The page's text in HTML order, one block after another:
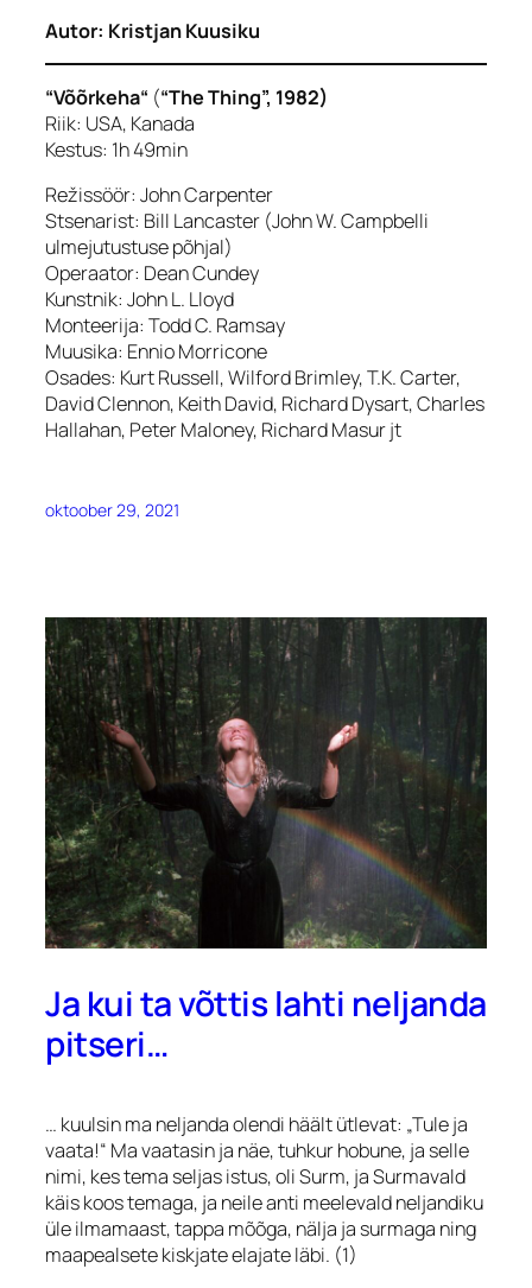
Autor: Kristjan Kuusiku
“Võõrkeha“ (“The Thing”, 1982)
Riik: USA, Kanada
Kestus: 1h 49min
Režissöör: John Carpenter
Stsenarist: Bill Lancaster (John W. Campbelli
ulmejutustuse põhjal)
Operaator: Dean Cundey
Kunstnik: John L. Lloyd
Monteerija: Todd C. Ramsay
Muusika: Ennio Morricone
Osades: Kurt Russell, Wilford Brimley, T.K. Carter,
David Clennon, Keith David, Richard Dysart, Charles
Hallahan, Peter Maloney, Richard Masurjt
oktoober 29, 2021
Ja kui ta võttis lahti neljanda
pitseri…
… kuulsin ma neljanda olendi häält ütlevat: „Tule ja
vaata!“ Ma vaatasin ja näe, tuhkur hobune, ja selle
nimi, kes tema seljas istus, oli Surm, ja Surmavald
käis koos temaga, ja neile anti meelevald neljandiku
üle ilmamaast, tappa mõõga, nälja ja surmaga ning
maapealsete kiskjate elajate läbi. (1)